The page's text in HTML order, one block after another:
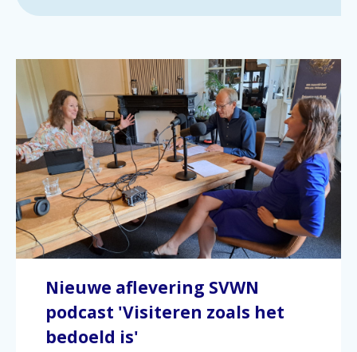
Nieuwe aflevering SVWN
podcast 'Visiteren zoals het
bedoeld is'